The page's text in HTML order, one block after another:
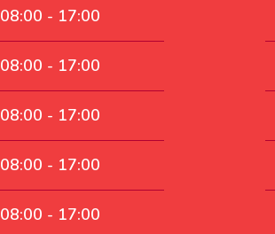
08:00 - 17:00
08:00 - 17:00
08:00 - 17:00
08:00 - 17:00
08:00 - 17:00